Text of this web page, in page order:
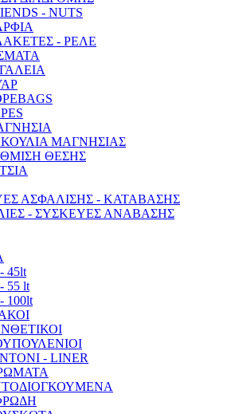
- NUTS
- ΡΕΛΕ
ΜΑΓΝΗΣΙΑΣ
ΘΕΣΗΣ
ΑΣΦΑΛΙΣΗΣ - ΚΑΤΑΒΑΣΗΣ
- ΣΥΣΚΕΥΕΣ ΑΝΑΒΑΣΗΣ
45lt
55 lt
100lt
- LINER